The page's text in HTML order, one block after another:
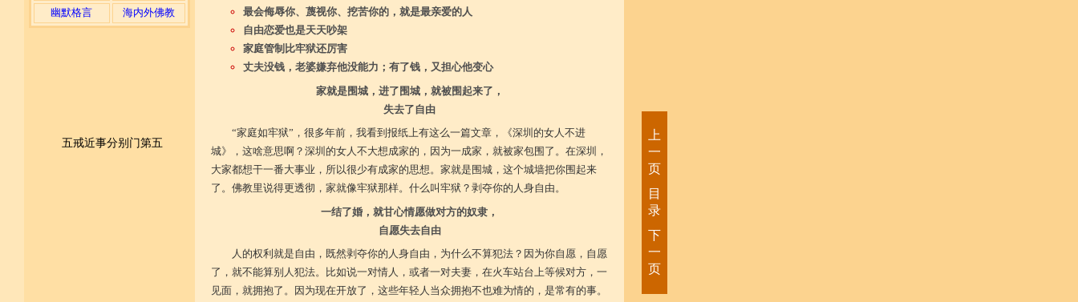
幽默格言
海内外佛教
最会侮辱你、蔑视你、挖苦你的，就是最亲爱的人
自由恋爱也是天天吵架
家庭管制比牢狱还厉害
丈夫没钱，老婆嫌弃他没能力；有了钱，又担心他变心
家就是围城，进了围城，就被围起来了，
失去了自由
“家庭如牢狱”，很多年前，我看到报纸上有这么一篇文章，《深圳的女人不进
城》，这啥意思啊？深圳的女人不大想成家的，因为一成家，就被家包围了。在深圳，
大家都想干一番大事业，所以很少有成家的思想。家就是围城，这个城墙把你围起来
了。佛教里说得更透彻，家就像牢狱那样。什么叫牢狱？剥夺你的人身自由。
一结了婚，就甘心情愿做对方的奴隶，
自愿失去自由
人的权利就是自由，既然剥夺你的人身自由，为什么不算犯法？因为你自愿，自愿
了，就不能算别人犯法。比如说一对情人，或者一对夫妻，在火车站台上等候对方，一
见面，就拥抱了。因为现在开放了，这些年轻人当众拥抱不也难为情的，是常有的事。
五戒近事分别门第五
上
一
页
目
录
下
一
页